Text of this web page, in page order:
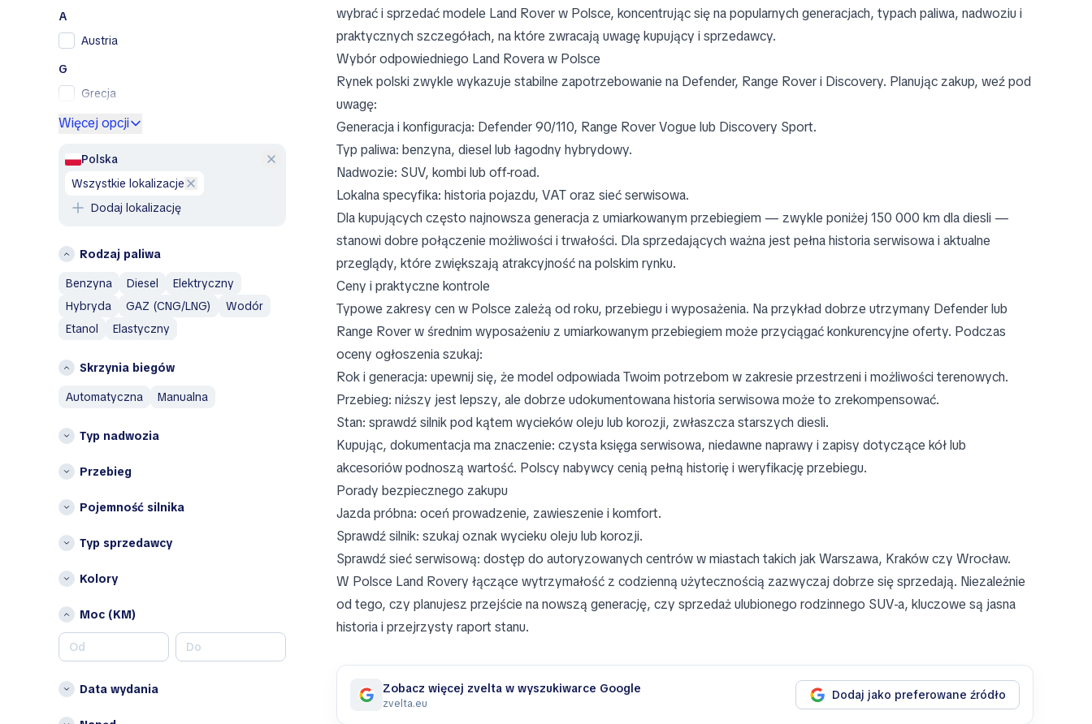
SsangYong
Volkswagen
Abarth
Acura
Aixam
Aston Martin
Austin
Austin Healey
B
BAIC
Bestune
Brabus
Buick
C
Changan
Chrysler
Cupra
DaeChang Motors
Daewoo
A
Austria
G
Grecja
H
Holandia
P
W
Włochy
Belgia
Bułgaria
Cypr
Estonia
Francja
Islandia
Liechtenstein
Litwa
Łotwa
Malta
Więcej opcji
Polska
wszystkie lokalizacje
Dodaj lokalizację
Rodzaj paliwa
Benzyna
Diesel
Elektryczny
Hybryda
GAZ (CNG/LNG)
Wodór
Etanol
Elastyczny
Skrzynia biegów
automatyczna
manualna
Typ nadwozia
Przebieg
Pojemność silnika
Typ sprzedawcy
Kolory
Moc (KM)
Data wydania
wybrać i sprzedać modele Land Rover w Polsce, koncentrując się na popularnych generacjach, typach paliwa, nadwoziu i
praktycznych szczegółach, na które zwracają uwagę kupujący i sprzedawcy.
Wybór odpowiedniego Land Rovera w Polsce
Rynek polski zwykle wykazuje stabilne zapotrzebowanie na Defender, Range Rover i Discovery. Planując zakup, weź pod
uwagę:
Generacja i konfiguracja: Defender 90/110, Range Rover Vogue lub Discovery Sport.
Typ paliwa: benzyna, diesel lub łagodny hybrydowy.
Nadwozie: SUV, kombi lub off-road.
Lokalna specyfika: historia pojazdu, VAT oraz sieć serwisowa.
Dla kupujących często najnowsza generacja z umiarkowanym przebiegiem — zwykle poniżej 150 000 km dla diesli —
stanowi dobre połączenie możliwości i trwałości. Dla sprzedających ważna jest pełna historia serwisowa i aktualne
przeglądy, które zwiększają atrakcyjność na polskim rynku.
Ceny i praktyczne kontrole
Typowe zakresy cen w Polsce zależą od roku, przebiegu i wyposażenia. Na przykład dobrze utrzymany Defender lub
Range Rover w średnim wyposażeniu z umiarkowanym przebiegiem może przyciągać konkurencyjne oferty. Podczas
oceny ogłoszenia szukaj:
Rok i generacja: upewnij się, że model odpowiada Twoim potrzebom w zakresie przestrzeni i możliwości terenowych.
Przebieg: niższy jest lepszy, ale dobrze udokumentowana historia serwisowa może to zrekompensować.
Stan: sprawdź silnik pod kątem wycieków oleju lub korozji, zwłaszcza starszych diesli.
Kupując, dokumentacja ma znaczenie: czysta księga serwisowa, niedawne naprawy i zapisy dotyczące kół lub
akcesoriów podnoszą wartość. Polscy nabywcy cenią pełną historię i weryfikację przebiegu.
Porady bezpiecznego zakupu
Jazda próbna: oceń prowadzenie, zawieszenie i komfort.
Sprawdź silnik: szukaj oznak wycieku oleju lub korozji.
Sprawdź sieć serwisową: dostęp do autoryzowanych centrów w miastach takich jak Warszawa, Kraków czy Wrocław.
W Polsce Land Rovery łączące wytrzymałość z codzienną użytecznością zazwyczaj dobrze się sprzedają. Niezależnie
od tego, czy planujesz przejście na nowszą generację, czy sprzedaż ulubionego rodzinnego SUV-a, kluczowe są jasna
historia i przejrzysty raport stanu.
Zobacz więcej zvelta w wyszukiwarce Google
zvelta.eu
Dodaj jako preferowane źródło